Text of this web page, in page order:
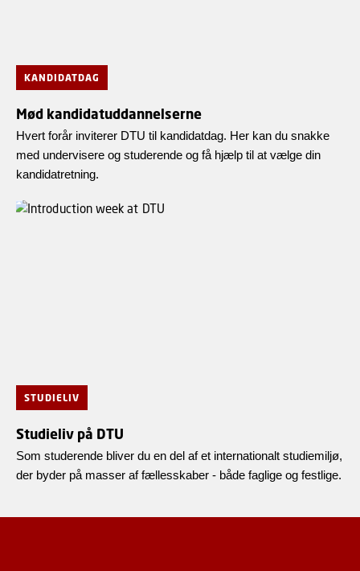
KANDIDATDAG
Mød kandidatuddannelserne
Hvert forår inviterer DTU til kandidatdag. Her kan du snakke
med undervisere og studerende og få hjælp til at vælge din
kandidatretning.
STUDIELIV
Studieliv på DTU
Som studerende bliver du en del af et internationalt studiemiljø,
der byder på masser af fællesskaber - både faglige og festlige.